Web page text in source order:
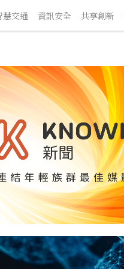
交通 資訊安全 共享創新